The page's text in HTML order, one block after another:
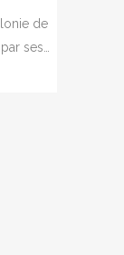
de
ses